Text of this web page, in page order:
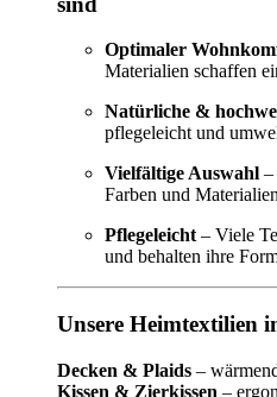
Optimaler
Materialien schaffen
Natürliche &
pflegeleicht und
Vielfältige Auswahl –
Farben und
Pflegeleicht – Viele
und behalten ihre
Unsere Heimtextilien
Decken & Plaids –
Kissen & Zierkissen –